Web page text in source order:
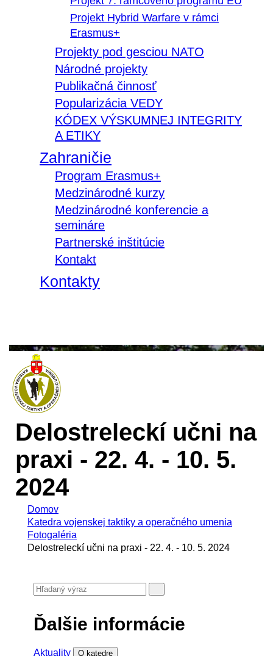
Projekt Hybrid Warfare v rámci
Erasmus+
Projekty pod gesciou NATO
Národné projekty
Publikačná činnosť
Popularizácia VEDY
KÓDEX VÝSKUMNEJ INTEGRITY
A ETIKY
Zahraničie
Program Erasmus+
Medzinárodné kurzy
Medzinárodné konferencie a
semináre
Partnerské inštitúcie
Kontakt
Kontakty
Delostreleckí učni na
praxi - 22. 4. - 10. 5.
2024
Domov
Katedra vojenskej taktiky a operačného umenia
Fotogaléria
Delostreleckí učni na praxi - 22. 4. - 10. 5. 2024
Ďalšie informácie
Aktuality O katedre